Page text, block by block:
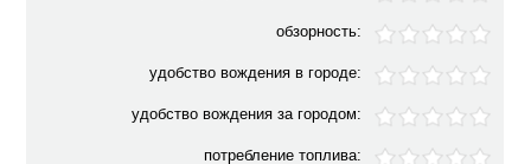
обзорность:
удобство вождения в городе:
удобство вождения за городом:
потребление топлива: